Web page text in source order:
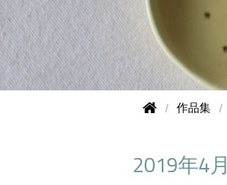
作品集
2019年4月